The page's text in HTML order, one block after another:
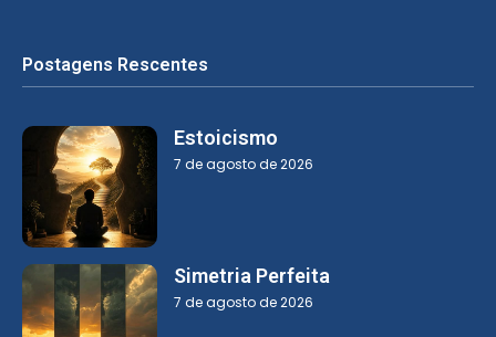
Postagens Rescentes
Estoicismo
7 de agosto de 2026
Simetria Perfeita
7 de agosto de 2026